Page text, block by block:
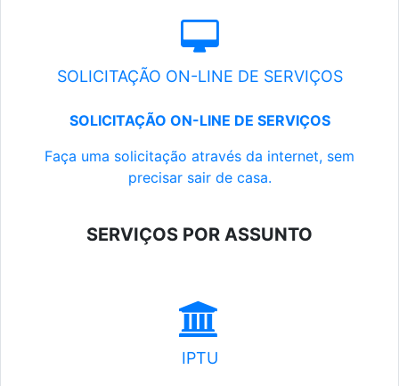
SOLICITAÇÃO ON-LINE DE SERVIÇOS
SOLICITAÇÃO ON-LINE DE SERVIÇOS
Faça uma solicitação através da internet, sem
precisar sair de casa.
SERVIÇOS POR ASSUNTO
IPTU